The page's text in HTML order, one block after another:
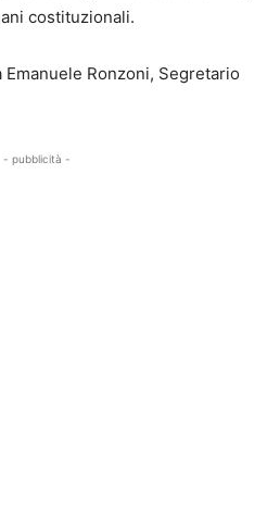
costituzionali.
Ronzoni, Segretario
- pubblicità -